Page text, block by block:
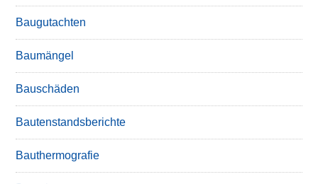
Baugutachten
Baumängel
Bauschäden
Bautenstandsberichte
Bauthermografie